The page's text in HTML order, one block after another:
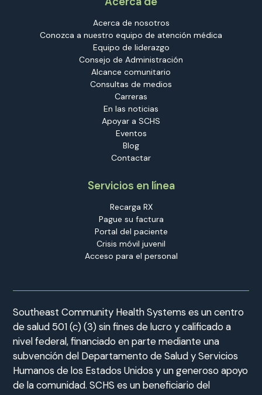
Acerca de nosotros
Conozca a nuestro equipo de atención médica
Equipo de liderazgo
Consejo de Administración
Alcance comunitario
Consultas de medios
Carreras
En las noticias
Apoyar a SCHS
Eventos
Blog
Contactar
Servicios en línea
Recarga RX
Pague su factura
Portal del paciente
Crisis móvil juvenil
Acceso para el personal
Southeast Community Health Systems es un centro
de salud 501 (c) (3) sin fines de lucro y calificado a
nivel federal, financiado en parte mediante una
subvención del Departamento de Salud y Servicios
Humanos de los Estados Unidos y un generoso apoyo
de la comunidad. SCHS es un beneficiario del